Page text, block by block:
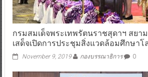
กรมสมเด็จพระเทพรัตนราชสุดาฯ สยา
เสด็จเปิดการประชุมสิ่งแวดล้อมศึกษาโ
November 9, 2019 กองบรรณาธิการ 0